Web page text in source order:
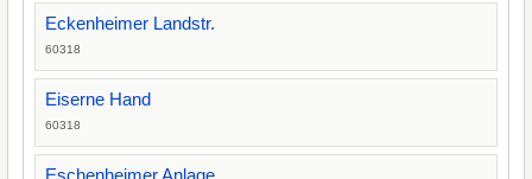
Eckenheimer Landstr.
60318
Eiserne Hand
60318
Eschenheimer Anlage